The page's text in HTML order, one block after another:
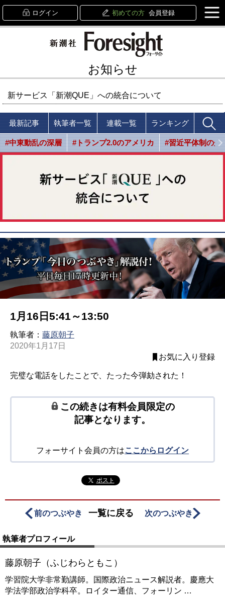
ログイン 初めての方 会員登録
お知らせ
新サービス「新潮QUE」への統合について
最新記事 執筆者一覧 連載一覧 ランキング
#中東動乱の深層 #トランプ2.0のアメリカ #習近平体制の光
1月16日5:41～13:50
執筆者： 藤原朝子
2020年1月17日
お気に入り登録
完璧な電話をしたことで、たった今弾劾された！
この続きは有料会員限定の
記事となります。
フォーサイト会員の方はここからログイン
ポスト
前のつぶやき 一覧に戻る 次のつぶやき
執筆者プロフィール
藤原朝子（ふじわらともこ）
学習院大学非常勤講師。国際政治ニュース解説者。慶應大
学法学部政治学科卒。ロイター通信、フォーリン …